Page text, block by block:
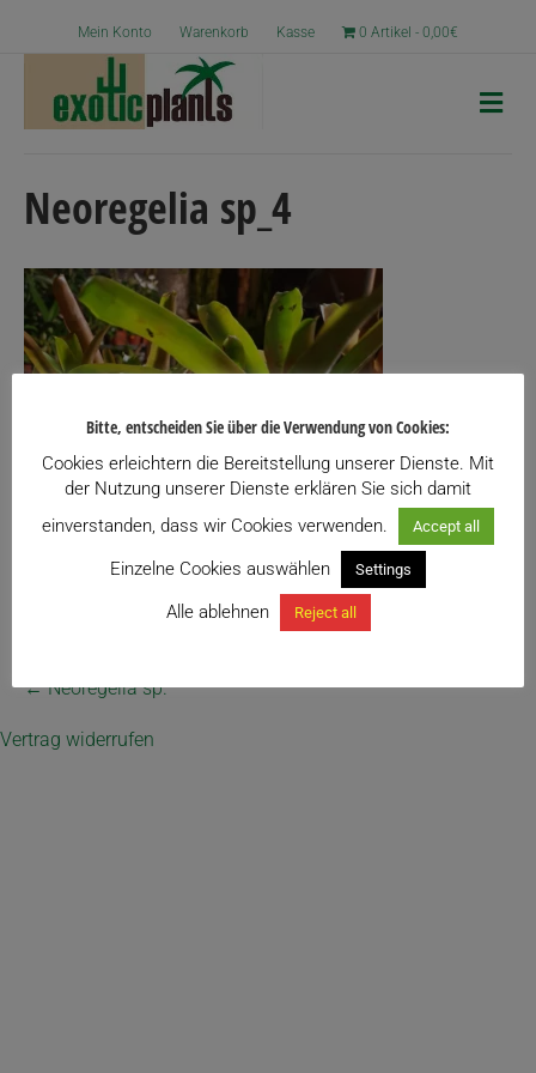
Mein Konto Warenkorb Kasse 0 Artikel 0,00€
N
a
Neoregelia sp_4
← Neoregelia sp.
Vertrag widerrufen
Bitte, entscheiden Sie über die Verwendung von Cookies:
Cookies erleichtern die Bereitstellung unserer Dienste. Mit
der Nutzung unserer Dienste erklären Sie sich damit
einverstanden, dass wir Cookies verwenden.
Accept all
Einzelne Cookies auswählen Settings
Alle ablehnen Reject all